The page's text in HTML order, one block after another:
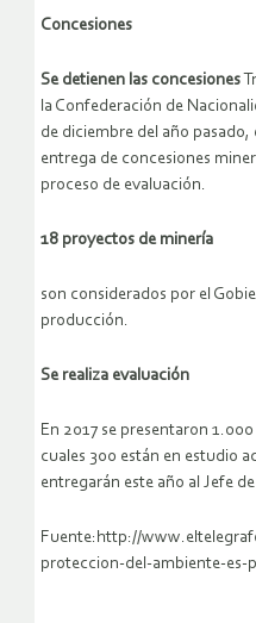
Concesiones
Se detienen las concesiones
la Confederación de
de diciembre del año
entrega de concesiones
proceso de evaluación.
18 proyectos de minería
son considerados por el
producción.
Se realiza evaluación
En 2017 se presentaron
cuales 300 están en estudio
entregarán este año al Jefe
Fuente:http://
proteccion-del-ambiente-es-